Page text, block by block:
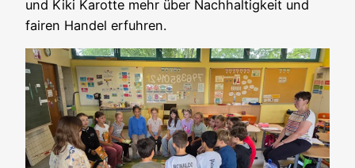
und Kiki Karotte mehr über Nachhaltigkeit und
fairen Handel erfuhren.